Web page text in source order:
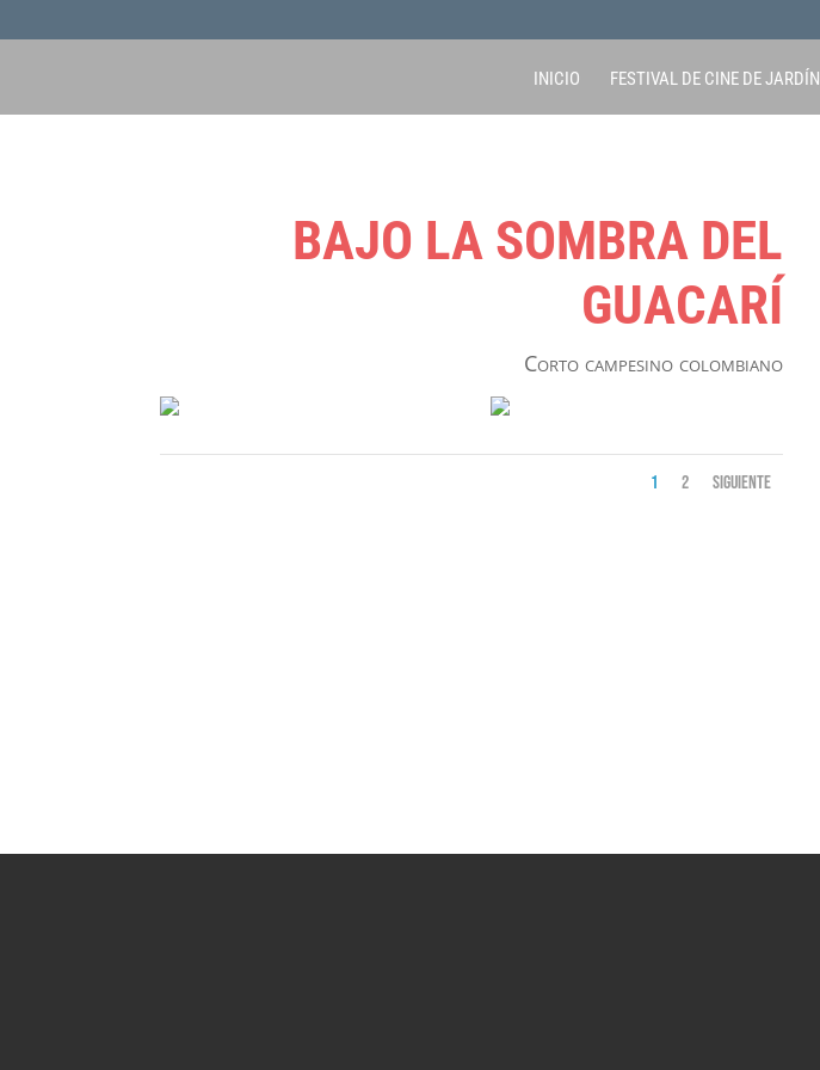
INICIO FESTIVAL DE CINE DE JARDÍN
BAJO LA SOMBRA DEL
GUACARÍ
Corto campesino colombiano
1 2 Siguiente